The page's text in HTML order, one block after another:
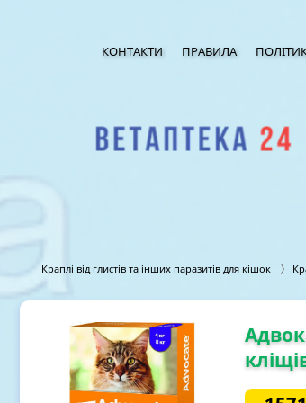
КОНТАКТИ ПРАВИЛА
Краплі від глистів та інших паразитів для кішок